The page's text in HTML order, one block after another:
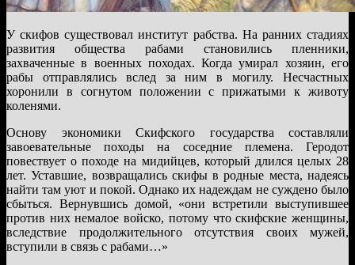
У скифов существовал институт рабства. На ранних стадиях
развития общества рабами становились пленники,
захваченные в военных походах. Когда умирал хозяин, его
рабы отправлялись вслед за ним в могилу. Несчастных
хоронили в согнутом положении с прижатыми к животу
коленями.
Основу экономики Скифского государства составляли
завоевательные походы на соседние племена. Геродот
повествует о походе на мидийцев, который длился целых 28
лет. Уставшие, возвращались скифы в родные места, надеясь
найти там уют и покой. Однако их надеждам не суждено было
сбыться. Вернувшись домой, «они встретили выступившее
против них немалое войско, потому что скифские женщины,
вследствие продолжительного отсутствия своих мужей,
вступили в связь с рабами…»